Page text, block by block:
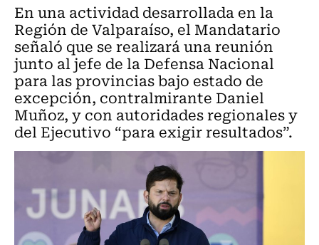
En una actividad desarrollada en la
Región de Valparaíso, el Mandatario
señaló que se realizará una reunión
junto al jefe de la Defensa Nacional
para las provincias bajo estado de
excepción, contralmirante Daniel
Muñoz, y con autoridades regionales y
del Ejecutivo “para exigir resultados”.